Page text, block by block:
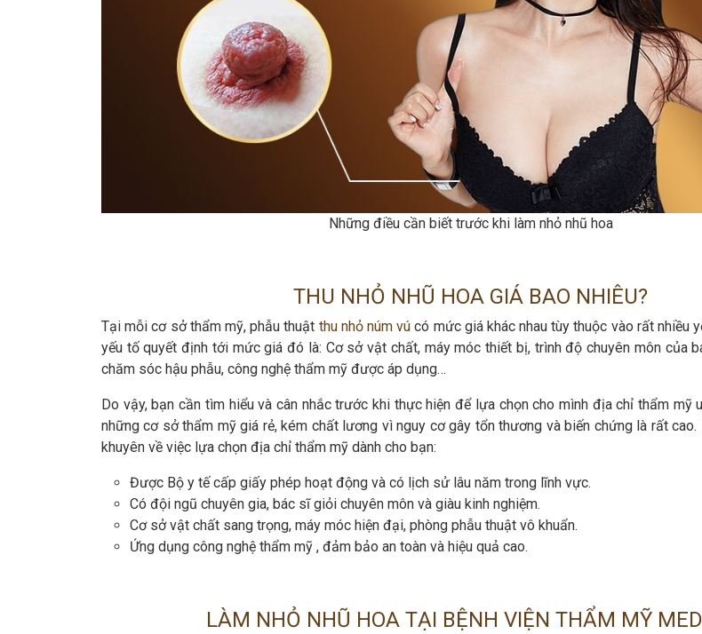
Những điều cần biết trước khi làm nhỏ nhũ hoa
THU NHỎ NHŨ HOA GIÁ BAO NHIÊU?
Tại mỗi cơ sở thẩm mỹ, phẫu thuật thu nhỏ núm vú có mức giá khác nhau tùy thuộc vào rất nhiều
yếu tố quyết định tới mức giá đó là: Cơ sở vật chất, máy móc thiết bị, trình độ chuyên môn của
chăm sóc hậu phẫu, công nghệ thẩm mỹ được áp dụng…
Do vậy, bạn cần tìm hiểu và cân nhắc trước khi thực hiện để lựa chọn cho mình địa chỉ thẩm mỹ
những cơ sở thẩm mỹ giá rẻ, kém chất lương vì nguy cơ gây tổn thương và biến chứng là rất
khuyên về việc lựa chọn địa chỉ thẩm mỹ dành cho bạn:
Được Bộ y tế cấp giấy phép hoạt động và có lịch sử lâu năm trong lĩnh vực.
Có đội ngũ chuyên gia, bác sĩ giỏi chuyên môn và giàu kinh nghiệm.
Cơ sở vật chất sang trọng, máy móc hiện đại, phòng phẫu thuật vô khuẩn.
Ứng dụng công nghệ thẩm mỹ , đảm bảo an toàn và hiệu quả cao.
LÀM NHỎ NHŨ HOA TẠI BỆNH VIỆN THẨM MỸ